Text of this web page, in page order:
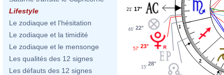
Lifestyle
Le zodiaque et l'hésitation
Le zodiaque et la timidité
Le zodiaque et le mensonge
Les qualités des 12 signes
Les défauts des 12 signes
1
2
17°
21'
22°
46'
23°
57'
28°
15'